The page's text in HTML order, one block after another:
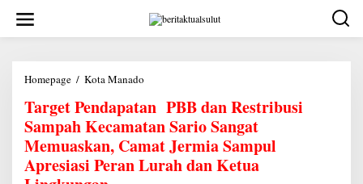
konten
Homepage / Kota Manado
PBB
dan
Restribusi
Sampah
Kecamatan
Sario
Sangat
Target Pendapatan PBB dan Restribusi
Sampah Kecamatan Sario Sangat
Memuaskan, Camat Jermia Sampul
Apresiasi Peran Lurah dan Ketua